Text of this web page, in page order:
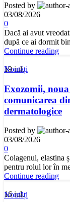
Posted by
03/08/2026
0
Dacă ai avut
după ce ai dormit
Continue reading
19iul.
Noutăți
Exozomii,
comunicarea
dermatologice
Posted by
03/08/2026
0
Colagenul, elastina
pentru rolul lor în
Continue reading
16iul.
Noutăți